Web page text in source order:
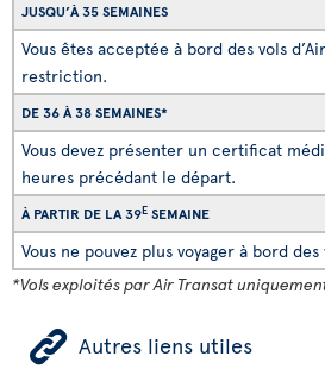
JUSQU’À 35 SEMAINES
Vous êtes acceptée à bord des vols
restriction.
DE 36 À 38 SEMAINES*
Vous devez présenter un certificat
heures précédant le départ.
À PARTIR DE LA 39E SEMAINE
Vous ne pouvez plus voyager à bord des
*Vols exploités par Air Transat
ÿ Autres liens utiles